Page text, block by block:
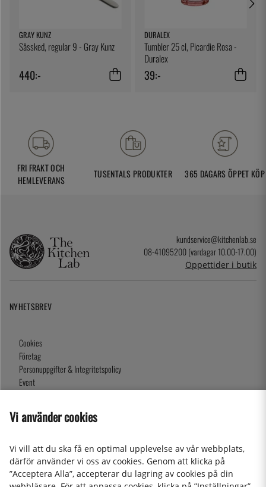
GRAY KUNZ
Såssked, regular 9 - Gray Kunz
440:-
DURALEX
Tumbler 25 cl, Picardie Rosa -
Duralex
39:-
FRI FRAKT OCH
HEMLEVERANS
TUSENTALS PRODUKTER 365 DAGARS ÖPPET KÖP
kundservice@kitchenlab.se
08-41095200 (vardagar 10.00-17.00)
Öppettider i butik
NYHETSBREV
Cookies
Företag
Personuppgifter & Integritetspolicy
Event
Presentkort
Vi använder cookies
Vi vill att du ska få en optimal upplevelse av vår webbplats,
därför använder vi oss av cookies. Genom att klicka på
”Acceptera Alla”, accepterar du lagring av cookies på din